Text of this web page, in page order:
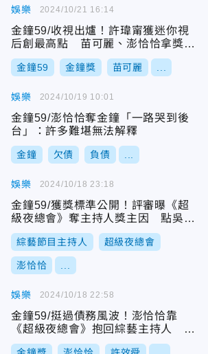
娛樂
金鐘59/收視出爐！許瑋甯獲迷你視
后創最高點 苗可麗、澎恰恰拿獎超
吸睛
金鐘59 金鐘獎 苗可麗
2024/10/21 16:14
娛樂
金鐘59/澎恰恰奪金鐘「一路哭到後
台」：許多難堪無法解釋
金鐘 欠債 負債
2024/10/19 10:01
娛樂
金鐘59/獲獎標準公開！評審曝《超
級夜總會》奪主持人獎主因 點吳宗
憲1理由飲恨
綜藝節目主持人 超級夜總會
澎恰恰
2024/10/18 23:18
娛樂
金鐘59/挺過債務風波！澎恰恰靠
《超級夜總會》抱回綜藝主持人 苗
可麗、許效舜激動落淚
2024/10/18 22:58